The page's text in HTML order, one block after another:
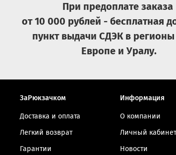
При предоплате заказа
от 10 000 рублей - бесплатная
пункт выдачи СДЭК в
Европе и Уралу.
ЗаРюкзачком
Доставка и оплата
Легкий возврат
Гарантии
Информация
О компании
Личный кабинет
Новости